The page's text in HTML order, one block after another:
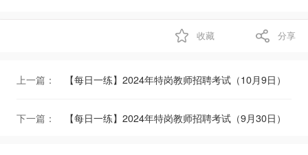
收藏 分享
上一篇： 【每日一练】2024年特岗教师招聘考试（10月9日）
下一篇： 【每日一练】2024年特岗教师招聘考试（9月30日）